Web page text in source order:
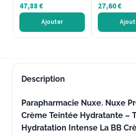
47,88€
Ajouter
27,60€
Description
Parapharmacie Nuxe. Nuxe
Crème Teintée Hydratante –
Hydratation Intense La BB